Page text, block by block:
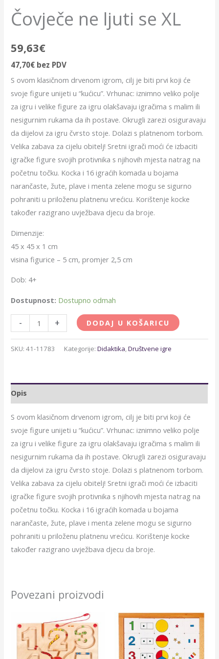
Čovječe ne ljuti se XL
59,63€
47,70€ bez PDV
S ovom klasičnom drvenom igrom, cilj je biti prvi koji će
svoje figure unijeti u “kućicu”. Vrhunac: iznimno veliko polje
za igru ​​i velike figure za igru ​​olakšavaju igračima s malim ili
nesigurnim rukama da ih postave. Okrugli zarezi osiguravaju
da dijelovi za igru ​​čvrsto stoje. Dolazi s platnenom torbom.
Velika zabava za cijelu obitelj! Sretni igrači moći će izbaciti
igračke figure svojih protivnika s njihovih mjesta natrag na
početnu točku. Kocka i 16 igraćih komada u bojama
narančaste, žute, plave i menta zelene mogu se sigurno
pohraniti u priloženu platnenu vrećicu. Korištenje kocke
također razigrano uvježbava djecu da broje.
Dimenzije:
45 x 45 x 1 cm
visina figurice – 5 cm, promjer 2,5 cm
Dob: 4+
Dostupnost: Dostupno odmah
- + DODAJ U KOŠARICU
SKU:41-11783 Kategorije:Didaktika,Društvene igre
Opis
S ovom klasičnom drvenom igrom, cilj je biti prvi koji će
svoje figure unijeti u “kućicu”. Vrhunac: iznimno veliko polje
za igru ​​i velike figure za igru ​​olakšavaju igračima s malim ili
nesigurnim rukama da ih postave. Okrugli zarezi osiguravaju
da dijelovi za igru ​​čvrsto stoje. Dolazi s platnenom torbom.
Velika zabava za cijelu obitelj! Sretni igrači moći će izbaciti
igračke figure svojih protivnika s njihovih mjesta natrag na
početnu točku. Kocka i 16 igraćih komada u bojama
narančaste, žute, plave i menta zelene mogu se sigurno
pohraniti u priloženu platnenu vrećicu. Korištenje kocke
također razigrano uvježbava djecu da broje.
Povezani proizvodi